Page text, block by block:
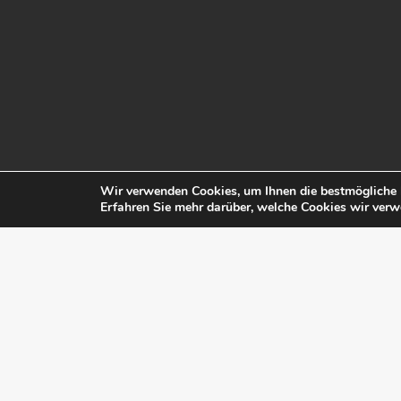
Amazcy ist der ultimative Produkt-Guide für neue
Technologien oder einfach nur, weil diese
Wir verwenden Cookies, um Ihnen die
Erfahren Sie mehr darüber, welche Cookies wir